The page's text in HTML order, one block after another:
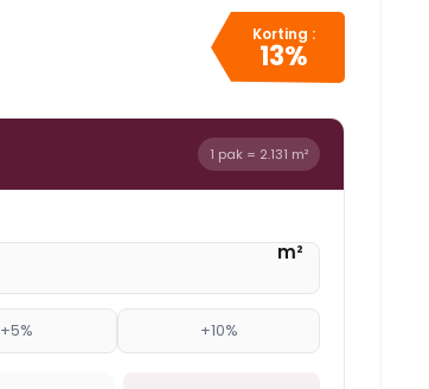
Korting :
13%
1 pak = 2.131 m²
m²
+5% +10%